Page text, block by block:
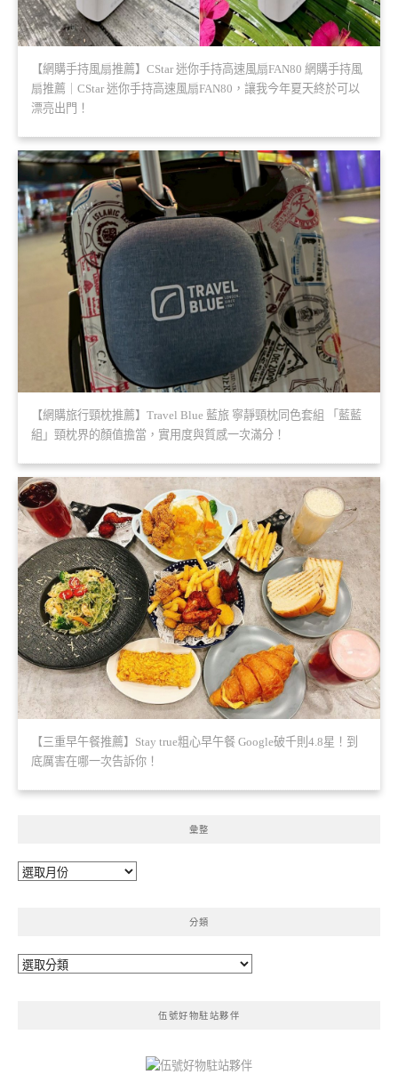
【網購手持風扇推薦】CStar 迷你手持高速風扇FAN80 網購手持風
扇推薦｜CStar 迷你手持高速風扇FAN80，讓我今年夏天終於可以
漂亮出門！
【網購旅行頸枕推薦】Travel Blue 藍旅 寧靜頸枕同色套組 「藍藍
組」頸枕界的顏值擔當，實用度與質感一次滿分！
【三重早午餐推薦】Stay true粗心早午餐 Google破千則4.8星！到
底厲害在哪一次告訴你！
彙整
彙
分類
分
伍號好物駐站夥伴